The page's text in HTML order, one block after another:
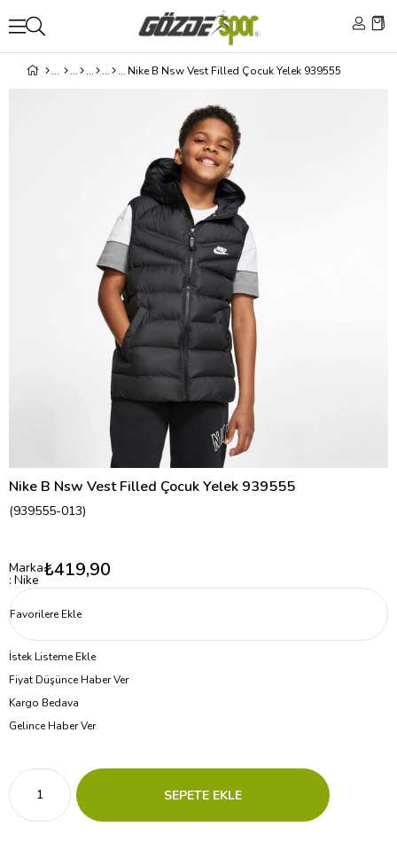
Nike B Nsw Vest Filled Çocuk Yelek 939555
Nike B Nsw Vest Filled Çocuk Yelek 939555
(939555-013)
Marka
: Nike ₺419,90
Favorilere Ekle
İstek Listeme Ekle
Fiyat Düşünce Haber Ver
Kargo Bedava
Gelince Haber Ver